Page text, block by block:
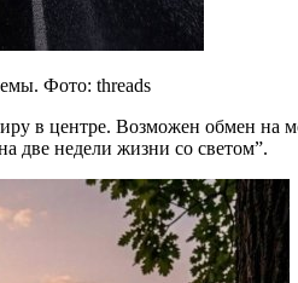
Фото: threads
в центре. Возможен обмен на
две недели жизни со светом”.